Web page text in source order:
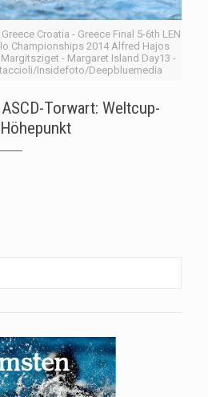
Croatia - Greece Final 5-6th LEN
Championships 2014 Alfred Hajos
- Margaret Island Day13 -
Insidefoto/Deepbluemedia
Torwart: Weltcup-